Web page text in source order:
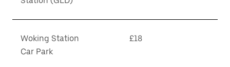
Woking Station
Car Park
£18